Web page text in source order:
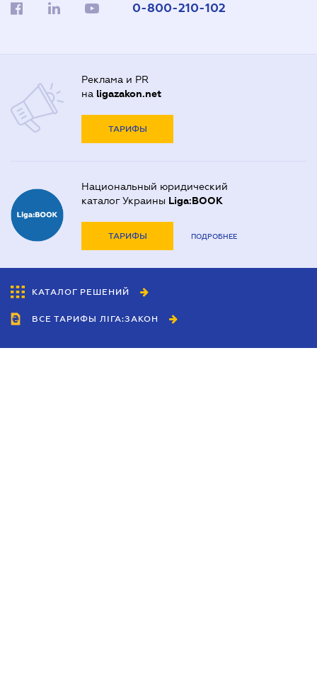
0-800-210-102
Реклама и PR
на ligazakon.net
ТАРИФЫ
Национальный юридический
каталог Украины Liga:BOOK
ТАРИФЫ ПОДРОБНЕЕ
КАТАЛОГ РЕШЕНИЙ
ВСЕ ТАРИФЫ ЛІГА:ЗАКОН